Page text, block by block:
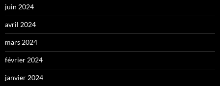
juin 2024
avril 2024
mars 2024
février 2024
janvier 2024